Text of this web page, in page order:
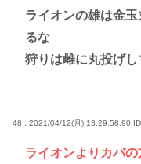
ライオンの雄は金
るな
狩りは雌に丸投げし
48 : 2021/04/12(月) 13:29:58.90
ライオンよりカバ